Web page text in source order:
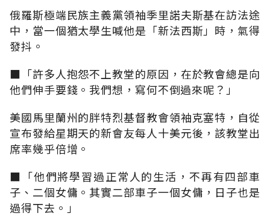
俄羅斯極端民族主義黨領袖季里諾夫斯基在訪法途
中，當一個猶太學生喊他是「新法西斯」時，氣得
發抖。
■「許多人抱怨不上教堂的原因，在於教會總是向
他們伸手要錢。我們想，寫何不倒過來呢？」
美國馬里蘭州的胖特烈基督教會領袖克塞特，自從
宣布發給星期天的新會友每人十美元後，該教堂出
席率幾乎倍增。
■「他們將學習過正常人的生活，不再有四部車
子、二個女傭。其實二部車子一個女傭，日子也是
過得下去。」